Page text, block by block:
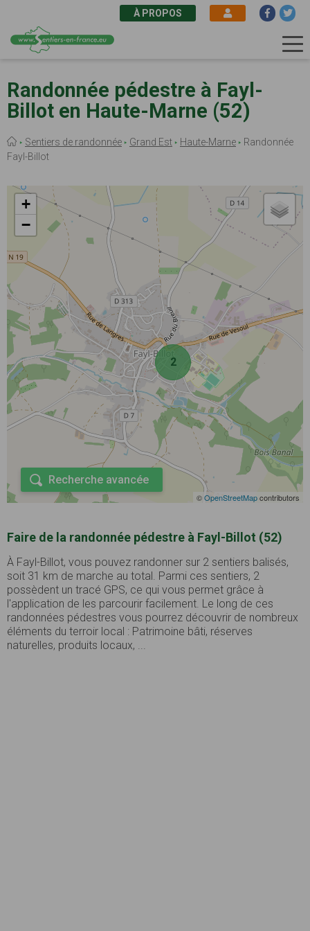
au
contenu
principal
À PROPOS
Randonnée pédestre à Fayl-
Billot en Haute-Marne (52)
Fil
d'Ariane
Sentiers de randonnée Grand Est Haute-Marne
Randonnée
Fayl-Billot
2
+
−
©OpenStreetMapcontributors
Recherche avancée
Faire de la randonnée pédestre à Fayl-Billot (52)
À Fayl-Billot, vous pouvez randonner sur 2 sentiers balisés,
soit 31 km de marche au total. Parmi ces sentiers, 2
possèdent un tracé GPS, ce qui vous permet grâce à
l'application de les parcourir facilement. Le long de ces
randonnées pédestres vous pourrez découvrir de nombreux
éléments du terroir local : Patrimoine bâti, réserves
naturelles, produits locaux, ...